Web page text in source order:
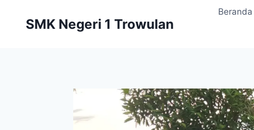
SMK Negeri 1 Trowulan
Beranda